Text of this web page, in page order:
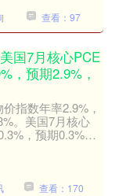
查看：97
国7月核心PCE
，预期2.9%，
指数年率2.9%，
。美国7月核心
，预期0.3%，
查看：170